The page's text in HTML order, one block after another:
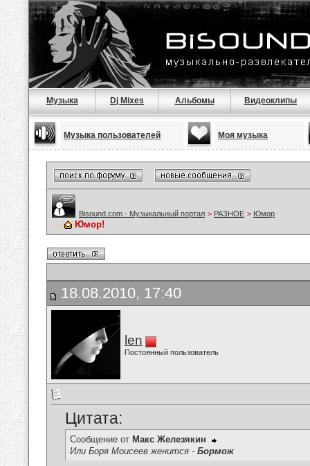
Музыка Dj Mixes Альбомы Видеоклипы
Музыка пользователей Моя музыка
Bisound.com - Музыкальный портал > РАЗНОЕ > Юмор
Юмор!
18.08.2010, 17:40
len
Постоянный пользователь
Цитата:
Сообщение от Макс Железякин
Или Боря Моисеев женится - Бормож